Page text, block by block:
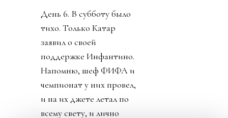
День 6. В субботу было
тихо. Только Катар
заявил о своей
поддержке Инфантино.
Напомню, шеф ФИФА и
чемпионат у них провел,
и на их джете летал по
всему свету, и лично